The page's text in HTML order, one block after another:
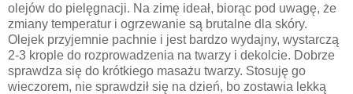
olejów do pielęgnacji. Na zimę ideał, biorąc pod uwagę, że
zmiany temperatur i ogrzewanie są brutalne dla skóry.
Olejek przyjemnie pachnie i jest bardzo wydajny, wystarczą
2-3 krople do rozprowadzenia na twarzy i dekolcie. Dobrze
sprawdza się do krótkiego masażu twarzy. Stosuję go
wieczorem, nie sprawdził się na dzień, bo zostawia lekką